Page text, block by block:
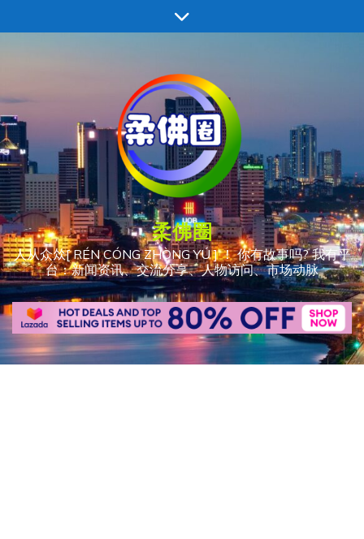
至
柔佛圈
人从众𠈌[ RÉN CÓNG ZHÒNG YÚ ] ！ 你有故事吗? 我有平
台：新闻资讯、交流分享、人物访问、市场动脉